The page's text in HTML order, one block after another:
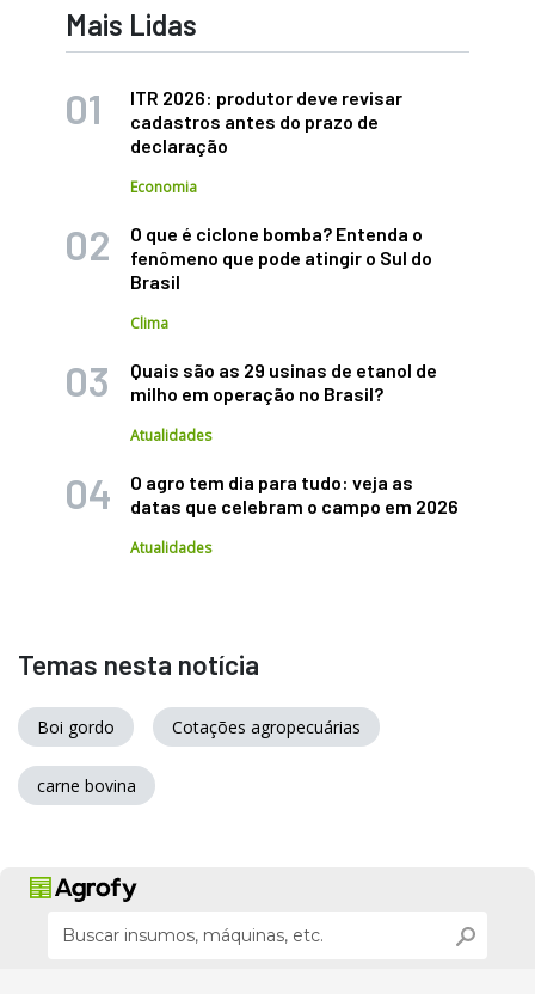
Mais Lidas
ITR 2026: produtor deve revisar
cadastros antes do prazo de
declaração
Economia
O que é ciclone bomba? Entenda o
fenômeno que pode atingir o Sul do
Brasil
Clima
Quais são as 29 usinas de etanol de
milho em operação no Brasil?
Atualidades
O agro tem dia para tudo: veja as
datas que celebram o campo em 2026
Atualidades
Temas nesta notícia
Boi gordo Cotações agropecuárias
carne bovina